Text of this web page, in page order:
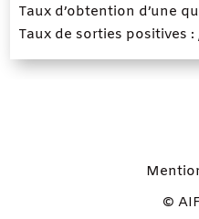
Taux d’obtention d’une
Taux de sorties positives :
©